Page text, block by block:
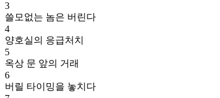
3
쓸모없는 놈은 버린다
4
양호실의 응급처치
5
옥상 문 앞의 거래
6
버릴 타이밍을 놓치다